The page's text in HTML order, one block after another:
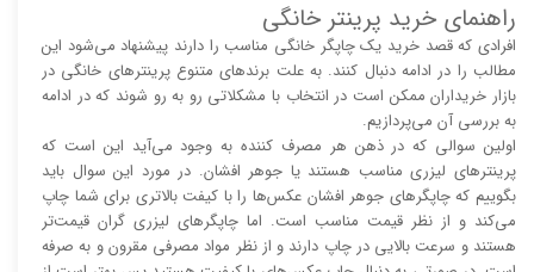
راهنمای خرید پرینتر خانگی
افرادی که قصد خرید یک چاپگر خانگی مناسب را دارند پیشنهاد می‌شود این
مطالب را در ادامه دنبال کنند. به علت برند‌های متنوع پرینتر‌های خانگی در
بازار خریداران ممکن است در انتخاب با مشکلاتی رو به رو شوند که در ادامه
به بررسی آن می‌پردازیم.
اولین سوالی که در ذهن هر مصرف کننده به وجود می‌آید این است که
پرینتر‌های لیزری مناسب هستند یا جوهر افشان. در مورد این سوال باید
بگوییم که چاپگر‌های جوهر افشان عکس‌ها را با کیفت بالا‌‌‌تری برای شما چاپ
می‌کند و از نظر قیمت مناسب است. اما چاپگر‌های لیزری گران قیمت‌تر
هستند و سرعت بالایی در چاپ دارند و از نظر مواد مصرفی مقرون و به صرفه